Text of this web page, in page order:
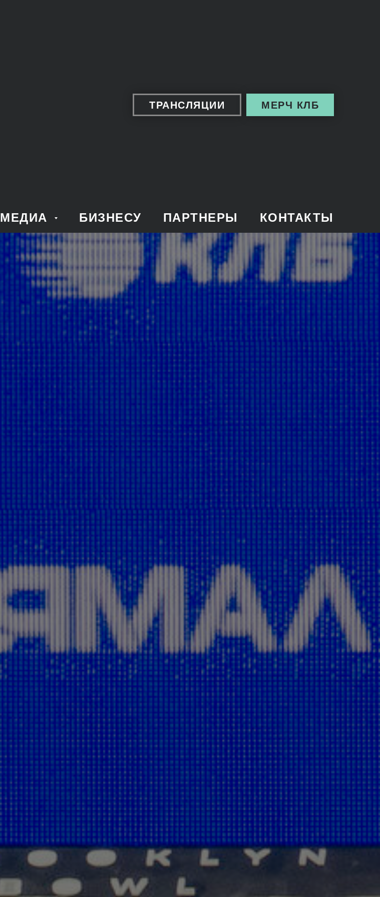
ТРАНСЛЯЦИИ МЕРЧ КЛБ
МЕДИА БИЗНЕСУ ПАРТНЕРЫ КОНТАКТЫ